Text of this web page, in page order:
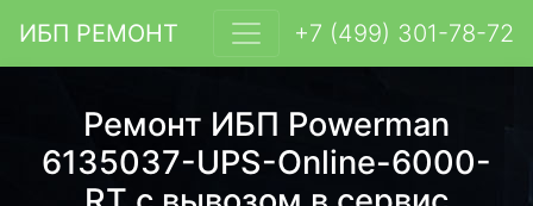
ИБП РЕМОНТ +7 (499) 301-78-72
Ремонт ИБП Powerman
6135037-UPS-Online-6000-